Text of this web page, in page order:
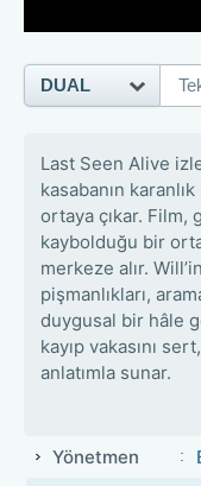
Last Seen Alive
kasabanın
ortaya çıkar. Film,
kaybolduğu bir
merkeze alır.
pişmanlıkları,
duygusal bir hâle
kayıp vakasını
anlatımla sunar.
Yönetmen
DUAL